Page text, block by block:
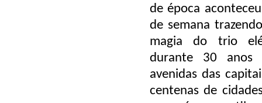
de época
de semana
magia do trio
durante 30 anos
avenidas das
centenas de